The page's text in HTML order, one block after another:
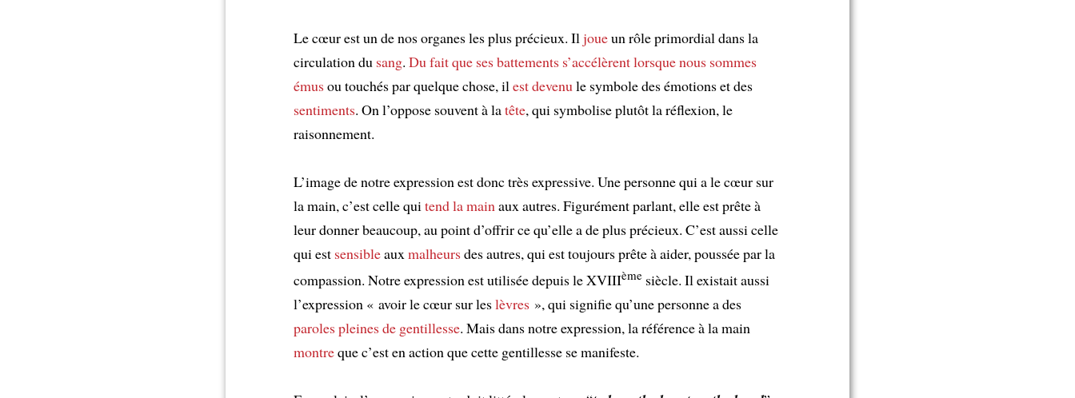
Le cœur est un de nos organes les plus précieux. Il joueun rôle primordial dans la
circulation du sang. Du fait que ses battements s’accélèrentlorsque nous sommes
émusou touchés par quelque chose, il est devenu le symbole des émotions et des
sentiments. On l’oppose souvent à latête, qui symbolise plutôt la réflexion, le
raisonnement.
L’image de notre expression est donc très expressive. Une personne qui a le cœur sur
la main, c’est celle qui tend la main aux autres. Figurément parlant, elle est prête à
leur donner beaucoup, au point d’offrir ce qu’elle a de plus précieux. C’est aussi celle
qui est sensibleaux malheursdes autres, qui est toujours prête à aider, poussée par la
compassion. Notre expression est utilisée depuis le XVIIIèmesiècle. Il existait aussi
l’expression « avoir le cœur sur leslèvres», qui signifie qu’une personne a des
paroles pleines de gentillesse. Mais dans notre expression, la référence à la main
montreque c’est en action que cette gentillesse se manifeste.